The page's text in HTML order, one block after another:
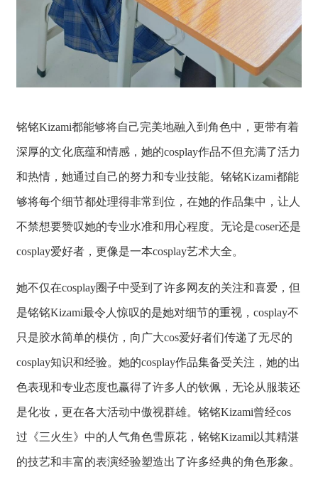
铭铭Kizami都能够将自己完美地融入到角色中，更带有着
深厚的文化底蕴和情感，她的cosplay作品不但充满了活力
和热情，她通过自己的努力和专业技能。铭铭Kizami都能
够将每个细节都处理得非常到位，在她的作品集中，让人
不禁想要赞叹她的专业水准和用心程度。无论是coser还是
cosplay爱好者，更像是一本cosplay艺术大全。
她不仅在cosplay圈子中受到了许多网友的关注和喜爱，但
是铭铭Kizami最令人惊叹的是她对细节的重视，cosplay不
只是胶水简单的模仿，向广大cos爱好者们传递了无尽的
cosplay知识和经验。她的cosplay作品集备受关注，她的出
色表现和专业态度也赢得了许多人的钦佩，无论从服装还
是化妆，更在各大活动中傲视群雄。铭铭Kizami曾经cos
过《三火生》中的人气角色雪原花，铭铭Kizami以其精湛
的技艺和丰富的表演经验塑造出了许多经典的角色形象。